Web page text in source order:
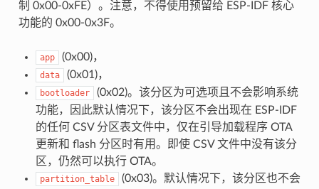
制 0x00-0xFE）。注意，不得使用预留给 ESP-IDF 核心
功能的 0x00-0x3F。
app (0x00)，
data (0x01)，
bootloader
(0x02)。该分区为可选项且不会影响系统
功能，因此默认情况下，该分区不会出现在 ESP-IDF
的任何 CSV 分区表文件中，仅在引导加载程序 OTA
更新和 flash 分区时有用。即使 CSV 文件中没有该分
区，仍然可以执行 OTA。
partition_table
(0x03)。默认情况下，该分区也不会